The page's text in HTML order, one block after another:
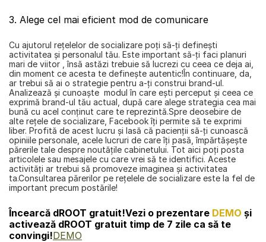
3. Alege cel mai eficient mod de comunicare
Cu ajutorul rețelelor de socializare poți să-ți definești
activitatea și personalul tău. Este important să-ți faci planuri
mari de viitor , însă astăzi trebuie să lucrezi cu ceea ce deja ai,
din moment ce acesta te definește autentic!În continuare, da,
ar trebui să ai o strategie pentru a-ți construi brand-ul.
Analizează și cunoaște  modul în care ești perceput și ceea ce
exprimă brand-ul tău actual, după care alege strategia cea mai
bună cu acel conținut care te reprezintă.Spre deosebire de
alte rețele de socializare, Facebook îți permite să te exprimi
liber. Profită de acest lucru și lasă că pacienții să-ți cunoască
opiniile personale, acele lucruri de care îți pasă, împărtășește
părerile tale despre noutățile cabinetului. Tot aici poți posta
articolele sau mesajele cu care vrei să te identifici. Aceste
activități ar trebui să promoveze imaginea și activitatea
ta.Consultarea părerilor pe rețelele de socializare este la fel de
important precum postările!
Încearcă dROOT gratuit!Vezi o prezentare DEMO și
activează dROOT gratuit timp de 7 zile ca să te
convingi!DEMO